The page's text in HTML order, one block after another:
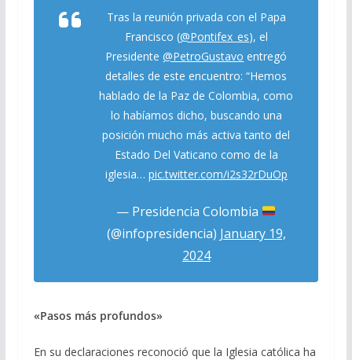
Tras la reunión privada con el Papa
Francisco (@Pontifex_es), el
Presidente@PetroGustavo entregó
detalles de este encuentro: “Hemos
hablado de la Paz de Colombia, como
lo habíamos dicho, buscando una
posición mucho más activa tanto del
Estado Del Vaticano como de la
iglesia… pic.twitter.com/i2s32rDuOp
— Presidencia Colombia
(@infopresidencia) January 19,
2024
«Pasos más profundos»
En su declaraciones reconoció que la Iglesia católica ha